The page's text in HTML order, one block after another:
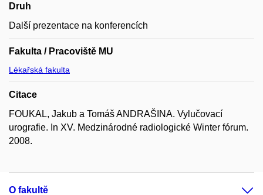
Druh
Další prezentace na konferencích
Fakulta / Pracoviště MU
Lékařská fakulta
Citace
FOUKAL, Jakub a Tomáš ANDRAŠINA. Vylučovací
urografie. In XV. Medzinárodné radiologické Winter fórum.
2008.
O fakultě